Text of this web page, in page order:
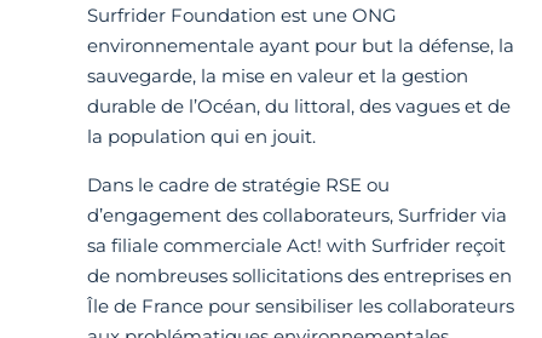
Surfrider Foundation est une ONG
environnementale ayant pour but la défense, la
sauvegarde, la mise en valeur et la gestion
durable de l’Océan, du littoral, des vagues et de
la population qui en jouit.
Dans le cadre de stratégie RSE ou
d’engagement des collaborateurs, Surfrider via
sa filiale commerciale Act! with Surfrider reçoit
de nombreuses sollicitations des entreprises en
Île de France pour sensibiliser les collaborateurs